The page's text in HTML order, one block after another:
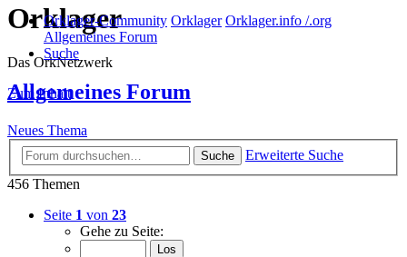
Orklager
Das OrkNetzwerk
Zum Inhalt
Orklager-Community Orklager Orklager.info /.org
Allgemeines Forum
Suche
Allgemeines Forum
Neues Thema
Suche
Erweiterte Suche
456 Themen
Seite 1 von 23
Gehe zu Seite: